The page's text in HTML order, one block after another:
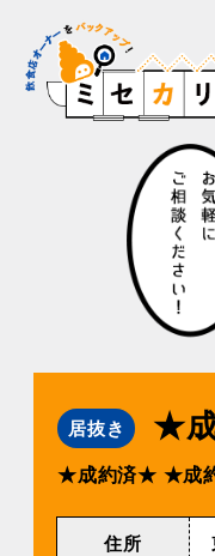
居抜き ★
★成約済★ ★成
住所